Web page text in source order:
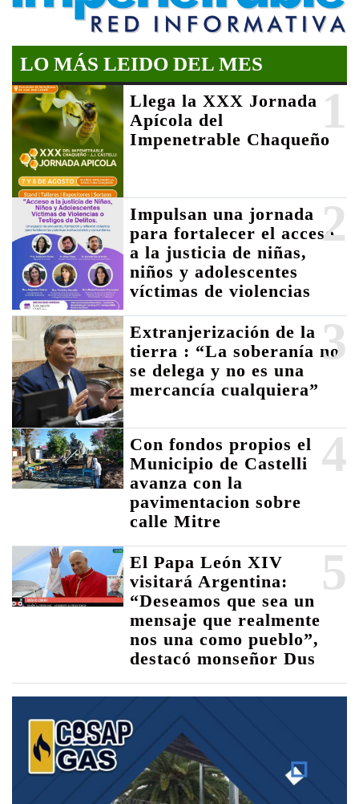
LO MÁS LEIDO DEL MES
1
Llega la XXX Jornada
Apícola del
Impenetrable Chaqueño
2
Impulsan una jornada
para fortalecer el acceso
a la justicia de niñas,
niños y adolescentes
víctimas de violencias
3
Extranjerización de la
tierra : “La soberanía no
se delega y no es una
mercancía cualquiera”
4
Con fondos propios el
Municipio de Castelli
avanza con la
pavimentacion sobre
calle Mitre
5
El Papa León XIV
visitará Argentina:
“Deseamos que sea un
mensaje que realmente
nos una como pueblo”,
destacó monseñor Dus